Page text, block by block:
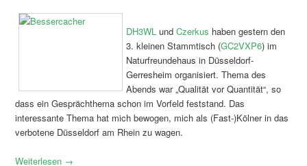
DH3WL undCzerkus haben gestern den
3. kleinen Stammtisch (GC2VXP6) im
Naturfreundehaus in Düsseldorf-
Gerresheim organisiert. Thema des
Abends war „Qualität vor Quantität“, so
dass ein Gesprächthema schon im Vorfeld feststand. Das
interessante Thema hat mich bewogen, mich als (Fast-)Kölner in das
verbotene Düsseldorf am Rhein zu wagen.
Weiterlesen →